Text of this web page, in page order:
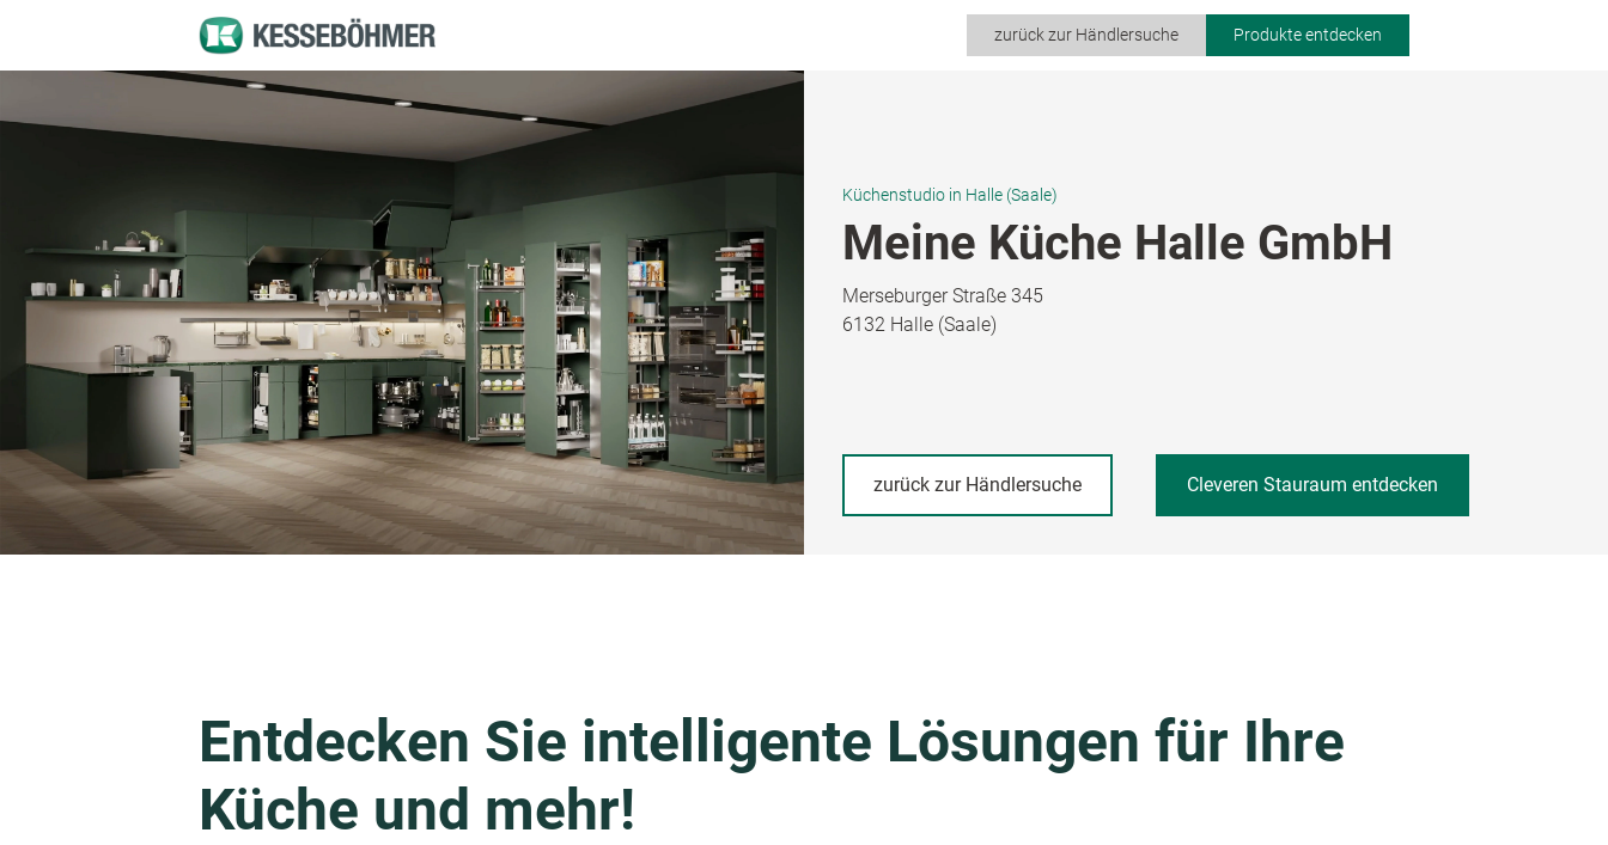
zurück zur Händlersuche Produkte entdecken
Küchenstudio in Halle (Saale)
Meine Küche Halle GmbH
Merseburger Straße 345
6132 Halle (Saale)
zurück zur Händlersuche Cleveren Stauraum entdecken
Entdecken Sie intelligente Lösungen für Ihre
Küche und mehr!